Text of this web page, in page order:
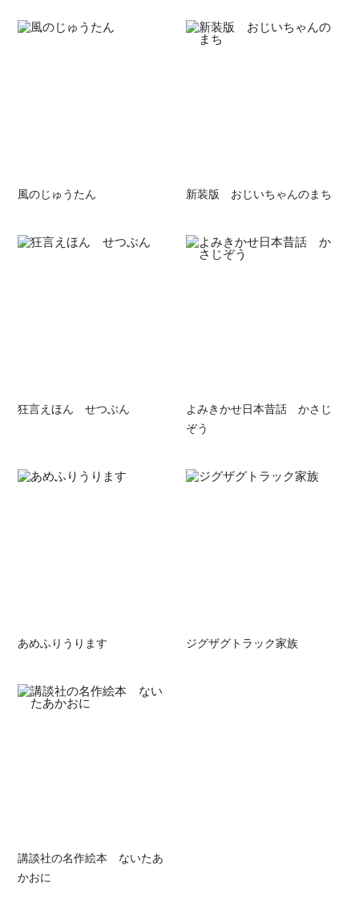
風のじゅうたん 新装版 おじいちゃんのまち
狂言えほん せつぶん
よみきかせ日本昔話 かさじ
ぞう
あめふりうります ジグザグトラック家族
講談社の名作絵本 ないたあ
かおに